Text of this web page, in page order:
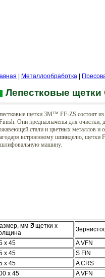
Металлообработка
Лепестковые щетки
щетки 3M™ FF-ZS состоят из
Они предназначены для очистки,
стали и цветных металлов и
встроенному шпинделю, щетки
машину.
мм
щетки x
х 45
A VFN
х 45
S FIN
х 45
A CRS
х 45
A VFN